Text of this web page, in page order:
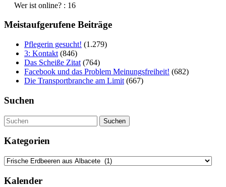
Wer ist online? : 16
Meistaufgerufene Beiträge
Pflegerin gesucht! (1.279)
3: Kontakt (846)
Das Scheiße Zitat (764)
Facebook und das Problem Meinungsfreiheit! (682)
Die Transportbranche am Limit (667)
Suchen
Suchen
Kategorien
Kategorien
Kalender